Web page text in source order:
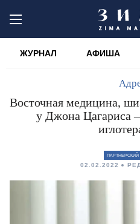
ЖУРНАЛ АФИША
Восточная медицина,
у Джона Цагариса
ПАРТНЕРСКИЙ
02.02.2022